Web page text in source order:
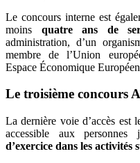
Le concours interne est
moins quatre ans de
administration, d’un
membre de l’Union
Espace Économique
Le troisième concours
La dernière voie d’accès est
accessible aux
d’exercice dans les activités